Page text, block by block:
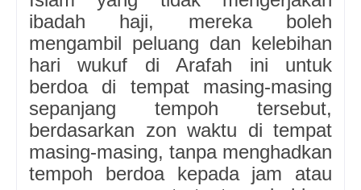
ibadah haji, mereka boleh
mengambil peluang dan kelebihan
hari wukuf di Arafah ini untuk
berdoa di tempat masing-masing
sepanjang tempoh tersebut,
berdasarkan zon waktu di tempat
masing-masing, tanpa menghadkan
tempoh berdoa kepada jam atau